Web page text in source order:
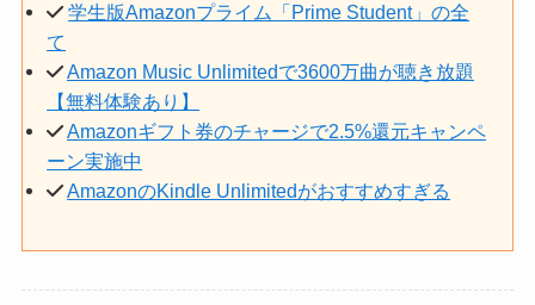
学生版Amazonプライム「Prime Student」の全
て
Amazon Music Unlimitedで3600万曲が聴き放題
【無料体験あり】
Amazonギフト券のチャージで2.5%還元キャンペ
ーン実施中
AmazonのKindle Unlimitedがおすすめすぎる